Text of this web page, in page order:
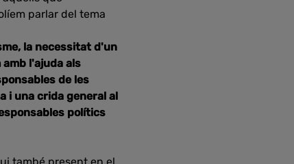
parlar del tema
la necessitat d'un
l'ajuda als
de les
i una crida general al
polítics